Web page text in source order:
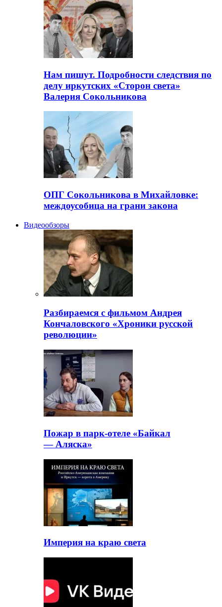
Нам пишут. Подробности следствия по
делу иркутских «Сторон света»
Валерия Сокольникова
ОПГ Сокольникова в Михайловке:
междоусобица на грани закона
Видеообзоры
Разбираемся с фильмом Андрея
Кончаловского «Хроники русской
революции»
Пожар в парк-отеле «Байкал
— Аляска»
Империя на краю света